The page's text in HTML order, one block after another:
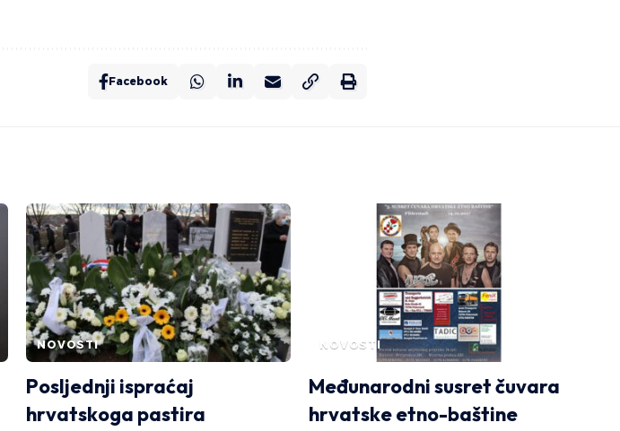
Facebook
NOVOSTI
Posljednji ispraćaj
hrvatskoga pastira
NOVOSTI
Međunarodni susret čuvara
hrvatske etno-baštine